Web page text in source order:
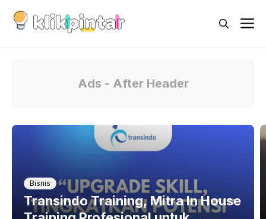
Ads - After Header
Bisnis
Transindo Training, Mitra In House